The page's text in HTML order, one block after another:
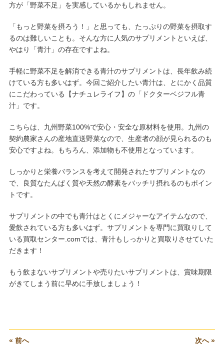
方が「野菜不足」を実感しているかもしれません。
「もっと野菜を摂ろう！」と思っても、たっぷりの野菜を摂取す
るのは難しいことも。そんな方に人気のサプリメントといえば、
やはり「青汁」の存在ですよね。
手軽に野菜不足を解消できる青汁のサプリメントは、長年飲み続
けている方も多いはず。今回ご紹介したい青汁は、とにかく品質
にこだわっている【ナチュレライフ】の「ドクターベジフル青
汁」です。
こちらは、九州野菜100%で安心・安全な原材料を使用。九州の
契約農家さんの産地直送野菜なので、生産者の顔が見られるのも
安心ですよね。もちろん、添加物も不使用となっています。
しっかりと栄養バランスを考えて開発されたサプリメントなの
で、良質なたんぱく質や天然の酵素をバッチリ摂れるのもポイン
トです。
サプリメントの中でも青汁はとくにメジャーなアイテムなので、
愛飲されている方も多いはず。サプリメントを専門に買取りして
いる買取センター.comでは、青汁もしっかりと買取りさせていた
だきます！
もう飲まないサプリメントや売りたいサプリメントは、賞味期限
がきてしまう前に早めに手放しましょう！
« 前へ 次へ »